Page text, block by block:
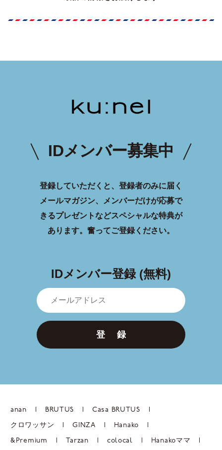
IDメンバー募集中
登録していただくと、登録者のみに届く
メールマガジン、メンバーだけが応募で
きるプレゼントなどスペシャルな特典が
あります。 奮ってご登録ください。
IDメンバー登録 (無料)
登 録
anan BRUTUS Casa BRUTUS
クロワッサン GINZA Hanako
&Premium Tarzan colocal Hanakoママ